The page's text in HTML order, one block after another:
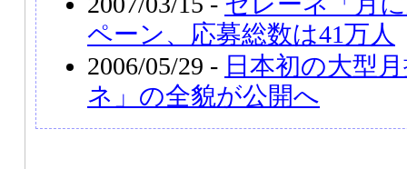
ペーン、応募総数は41万人
2006/05/29 - 日本初の大型
ネ」の全貌が公開へ